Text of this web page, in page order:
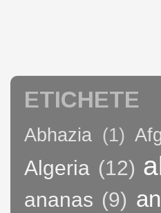
ETICHETE
Abhazia (1)
Algeria (12)
ananas (9)